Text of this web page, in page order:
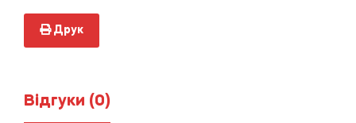
Друк
Відгуки (0)